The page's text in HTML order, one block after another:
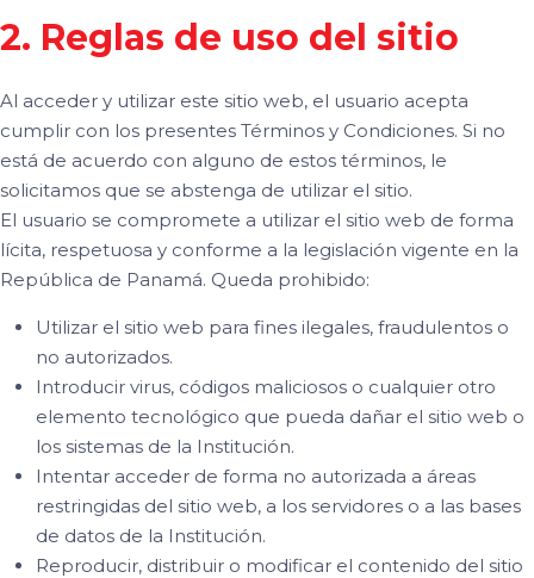
2. Reglas de uso del sitio
Al acceder y utilizar este sitio web, el usuario acepta
cumplir con los presentes Términos y Condiciones. Si no
está de acuerdo con alguno de estos términos, le
solicitamos que se abstenga de utilizar el sitio.
El usuario se compromete a utilizar el sitio web de forma
lícita, respetuosa y conforme a la legislación vigente en la
República de Panamá. Queda prohibido:
Utilizar el sitio web para fines ilegales, fraudulentos o
no autorizados.
Introducir virus, códigos maliciosos o cualquier otro
elemento tecnológico que pueda dañar el sitio web o
los sistemas de la Institución.
Intentar acceder de forma no autorizada a áreas
restringidas del sitio web, a los servidores o a las bases
de datos de la Institución.
Reproducir, distribuir o modificar el contenido del sitio